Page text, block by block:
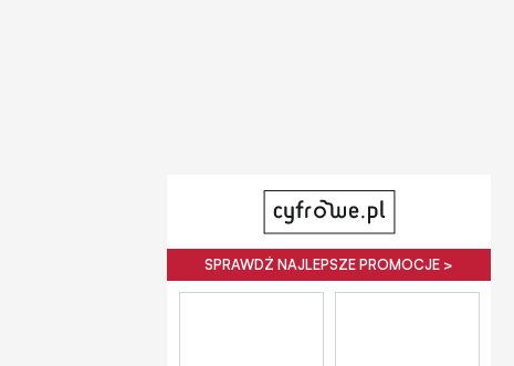
SPRAWDŹ NAJLEPSZE PROMOCJE >